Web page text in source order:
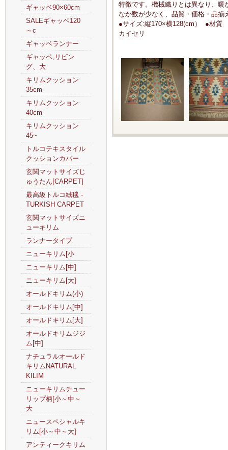
ギャッベ90×60cm
SALEギャッベ120
～c
ギャッベランナー
ギャッベ,リビン
グ、大
キリムクッション
35cm
キリムクッション
40cm
キリムクッション
45~
トルコテキスタイル
クッションカバー
玄関マットサイズじ
ゅうたん[CARPET]
最高級トルコ絨毯 -
TURKISH CARPET
玄関マットサイズニ
ューキリム
ランナータイプ
ニューキリム[小
ニューキリム[中]
ニューキリム[大]
オールドキリム(小)
オールドキリム[中]
オールドキリム[大]
オールドキリムジジ
ム[中]
ナチュラルオールド
キリムNATURAL
KILIM
ニューキリムチュー
リップ柄[小～中～
大
ニュースペシャルキ
リム[小～中～大]
アンティークキリム
特徴です。機械織りとは異なり、
なか数が少なく、品質・価格・品
●サイズ:縦170×横128(cm） ●材
カイセリ